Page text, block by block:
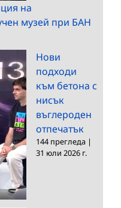
на
музей при БАН
Нови
подходи
към бетона с
нисък
въглероден
отпечатък
144 прегледа |
31 юли 2026 г.